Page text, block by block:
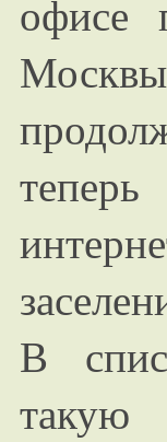
офисе
В
такую